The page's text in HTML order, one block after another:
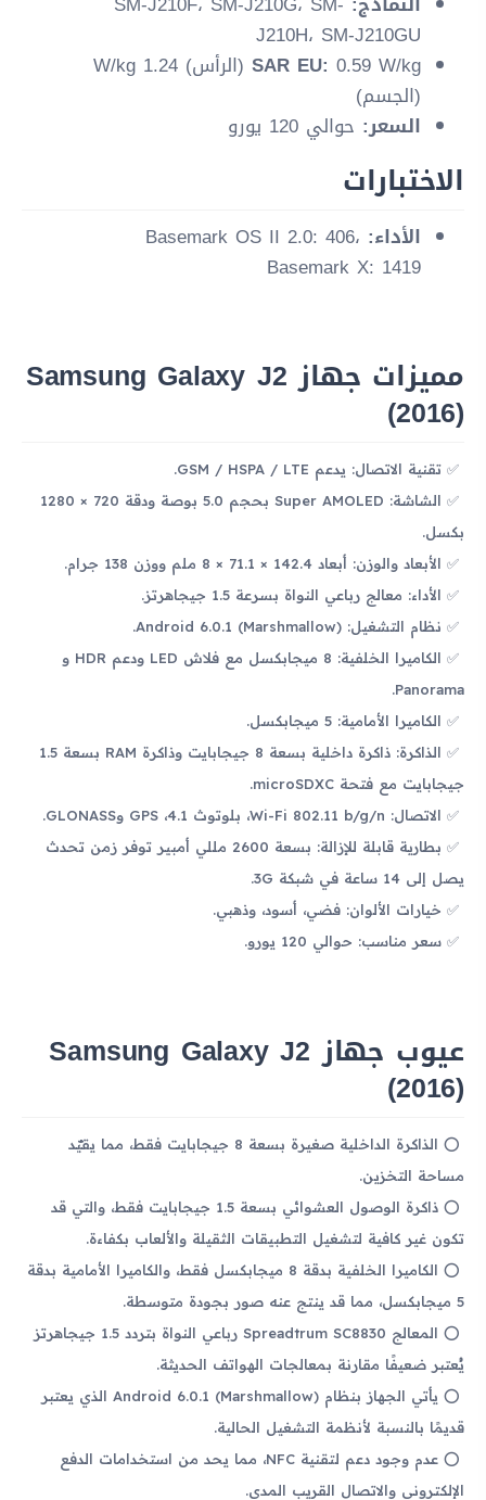
J210H، SM-J210GU
SAR EU:
0.59 W/kg (الرأس) 1.24 W/kg
(الجسم)
السعر: حوالي 120 يورو
الاختبارات
الأداء: Basemark OS II 2.0: 406،
Basemark X: 1419
مميزات جهاز Samsung Galaxy J2
(2016)
تقنية الاتصال: يدعم GSM / HSPA / LTE.
الشاشة: Super AMOLED بحجم 5.0 بوصة ودقة 720 × 1280
بكسل.
الأبعاد والوزن: أبعاد 142.4 × 71.1 × 8 ملم ووزن 138 جرام.
الأداء: معالج رباعي النواة بسرعة 1.5 جيجاهرتز.
نظام التشغيل: Android 6.0.1 (Marshmallow).
الكاميرا الخلفية: 8 ميجابكسل مع فلاش LED ودعم HDR و
Panorama.
الكاميرا الأمامية: 5 ميجابكسل.
الذاكرة: ذاكرة داخلية بسعة 8 جيجابايت وذاكرة RAM بسعة 1.5
جيجابايت مع فتحة microSDXC.
الاتصال: Wi-Fi 802.11 b/g/n، بلوتوث 4.1، GPS وGLONASS.
بطارية قابلة للإزالة: بسعة 2600 مللي أمبير توفر زمن تحدث
يصل إلى 14 ساعة في شبكة 3G.
خيارات الألوان: فضي، أسود، وذهبي.
سعر مناسب: حوالي 120 يورو.
عيوب جهاز Samsung Galaxy J2
(2016)
الذاكرة الداخلية صغيرة بسعة 8 جيجابايت فقط، مما يقيّد
مساحة التخزين.
ذاكرة الوصول العشوائي بسعة 1.5 جيجابايت فقط، والتي قد
تكون غير كافية لتشغيل التطبيقات الثقيلة والألعاب بكفاءة.
الكاميرا الخلفية بدقة 8 ميجابكسل فقط، والكاميرا الأمامية بدقة
5 ميجابكسل، مما قد ينتج عنه صور بجودة متوسطة.
المعالج Spreadtrum SC8830 رباعي النواة بتردد 1.5 جيجاهرتز
يُعتبر ضعيفًا مقارنة بمعالجات الهواتف الحديثة.
يأتي الجهاز بنظام Android 6.0.1 (Marshmallow) الذي يعتبر
قديمًا بالنسبة لأنظمة التشغيل الحالية.
عدم وجود دعم لتقنية NFC، مما يحد من استخدامات الدفع
الإلكتروني والاتصال القريب المدى.